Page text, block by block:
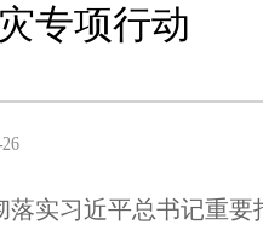
专项行动
落实习近平总书记重